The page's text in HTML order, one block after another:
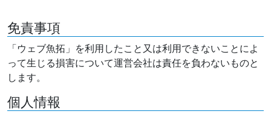
免責事項
「ウェブ魚拓」を利用したこと又は利用できないことによ
って生じる損害について運営会社は責任を負わないものと
します。
個人情報